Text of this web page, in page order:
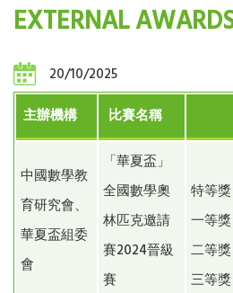
EXTERNAL
20/10/2025
主辦機構
比賽名稱
中國數學教
育研究會、
華夏盃組委
會
「華夏盃」
全國數學奧
林匹克邀請
賽2024晉級
賽
特等
一等
二等
三等